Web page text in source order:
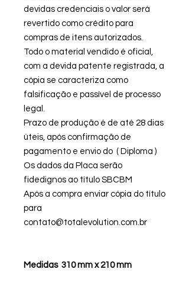
devidas credenciais o valor será
revertido como crédito para
compras de itens autorizados.
Todo o material vendido é oficial,
com a devida patente registrada, a
cópia se caracteriza como
falsificação e passível de processo
legal.
Prazo de produção é de até 28 dias
úteis, após confirmação de
pagamento e envio do ( Diploma )
Os dados da Placa serão
fidedignos ao título SBCBM
Após a compra enviar cópia do título
para
contato@totalevolution.com.br
Medidas 310 mm x 210 mm